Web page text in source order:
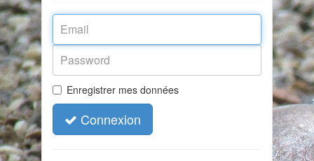
Enregistrer mes données
Connexion